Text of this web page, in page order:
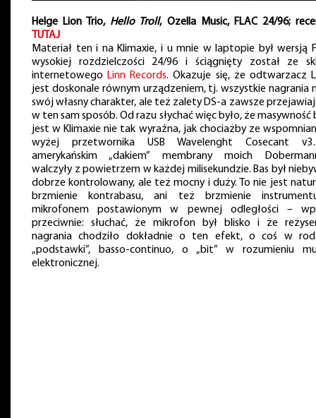
Helge Lion Trio, Hello Troll, Ozella Music, FLAC 24/96;
TUTAJ
Materiał ten i na Klimaxie, i u mnie w laptopie był wersją
wysokiej rozdzielczości 24/96 i ściągnięty został ze
internetowego Linn Records. Okazuje się, że odtwarzacz
jest doskonale równym urządzeniem, tj. wszystkie nagrania
swój własny charakter, ale też zalety DS-a zawsze
w ten sam sposób. Od razu słychać więc było, że masywność
jest w Klimaxie nie tak wyraźna, jak chociażby ze
wyżej przetwornika USB Wavelenght Cosecant
amerykańskim „dakiem” membrany moich
walczyły z powietrzem w każdej milisekundzie. Bas był
dobrze kontrolowany, ale też mocny i duży. To nie jest
brzmienie kontrabasu, ani też brzmienie
mikrofonem postawionym w pewnej odległości –
przeciwnie: słuchać, że mikrofon był blisko i że
nagrania chodziło dokładnie o ten efekt, o coś w
„podstawki”, basso-continuo, o „bit” w rozumieniu
elektronicznej.